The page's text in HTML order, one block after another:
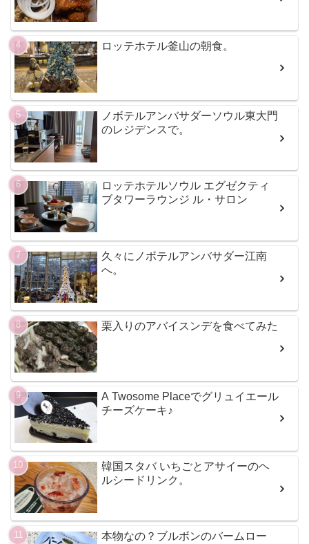
ロッテホテル釜山の朝食。
ノボテルアンバサダーソウル東大門
のレジデンスで。
ロッテホテルソウル エグゼクティ
ブタワーラウンジ ル・サロン
久々にノボテルアンバサダー江南
へ。
栗入りのアバイスンデを食べてみた
A Twosome Placeでグリュイエール
チーズケーキ♪
韓国スタバ いちごとアサイーのヘ
ルシードリンク。
本物なの？ブルボンのバームロー